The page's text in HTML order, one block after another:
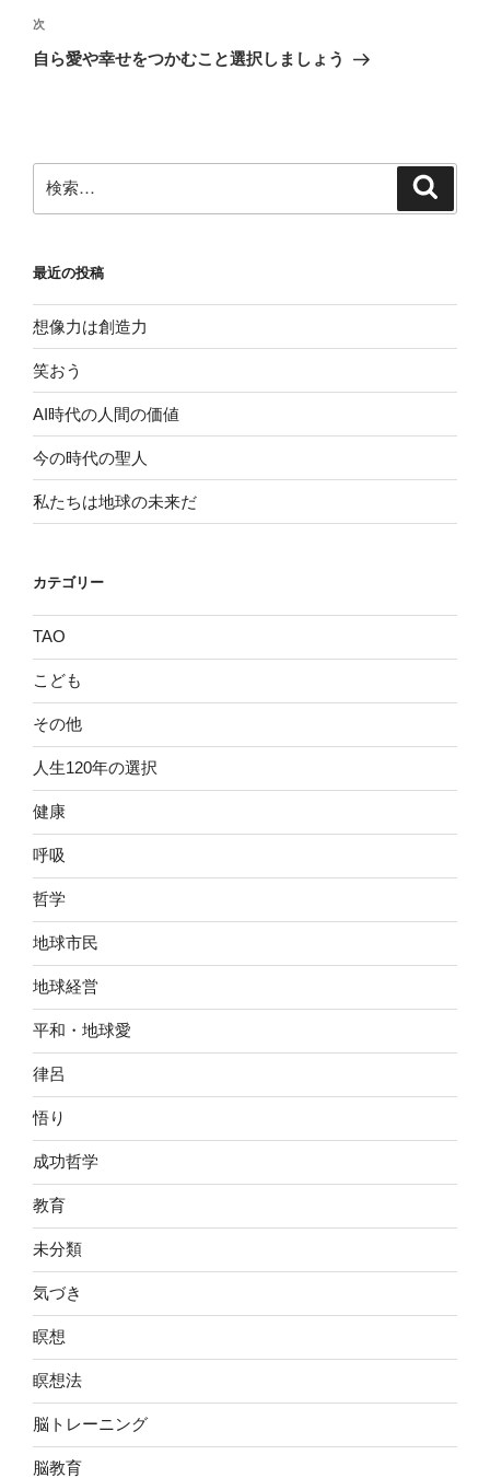
ゲ
ー
次
の
次
自ら愛や幸せをつかむこと選択しましょう
索:
最近の投稿
想像力は創造力
笑おう
AI時代の人間の価値
今の時代の聖人
私たちは地球の未来だ
カテゴリー
TAO
こども
その他
人生120年の選択
健康
呼吸
哲学
地球市民
地球経営
平和・地球愛
律呂
悟り
成功哲学
教育
未分類
気づき
瞑想
瞑想法
脳トレーニング
脳教育